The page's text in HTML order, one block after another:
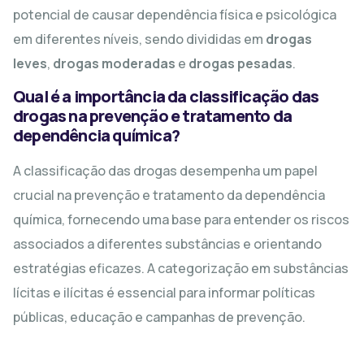
potencial de causar dependência física e psicológica
em diferentes níveis, sendo divididas em drogas
leves, drogas moderadas e drogas pesadas.
Qual é a importância da classificação das
drogas na prevenção e tratamento da
dependência química?
A classificação das drogas desempenha um papel
crucial na prevenção e tratamento da dependência
química, fornecendo uma base para entender os riscos
associados a diferentes substâncias e orientando
estratégias eficazes. A categorização em substâncias
lícitas e ilícitas é essencial para informar políticas
públicas, educação e campanhas de prevenção.